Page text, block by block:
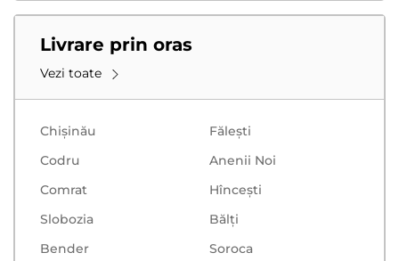
Livrare prin oras
Vezi toate
Chișinău
Făleşti
Codru
Anenii Noi
Comrat
Hînceşti
Slobozia
Bălţi
Bender
Soroca